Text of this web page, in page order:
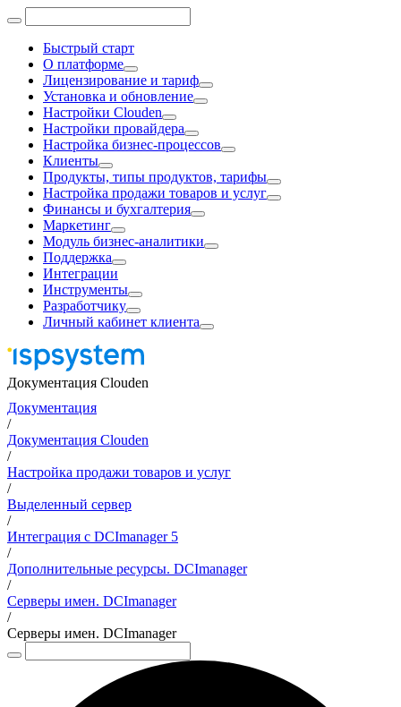
Быстрый старт
О платформе
Лицензирование и тариф
Установка и обновление
Настройки Clouden
Настройки провайдера
Настройка бизнес-процессов
Клиенты
Продукты, типы продуктов, тарифы
Настройка продажи товаров и услуг
Финансы и бухгалтерия
Маркетинг
Модуль бизнес-аналитики
Поддержка
Интеграции
Инструменты
Разработчику
Личный кабинет клиента
Документация Clouden
Документация
/
Документация Clouden
/
Настройка продажи товаров и услуг
/
Выделенный сервер
/
Интеграция с DCImanager 5
/
Дополнительные ресурсы. DCImanager
/
Серверы имен. DCImanager
/
Серверы имен. DCImanager